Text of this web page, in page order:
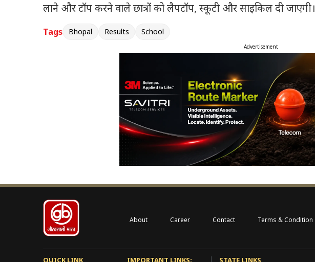
लाने और टॉप करने वाले छात्रों को लैपटॉप, स्कूटी और साइकिल दी जाएगी।
Tags Bhopal Results School
Advertisement
About Career Contact Terms & Condition
QUICK LINK IMPORTANT LINKS: STATE LINKS